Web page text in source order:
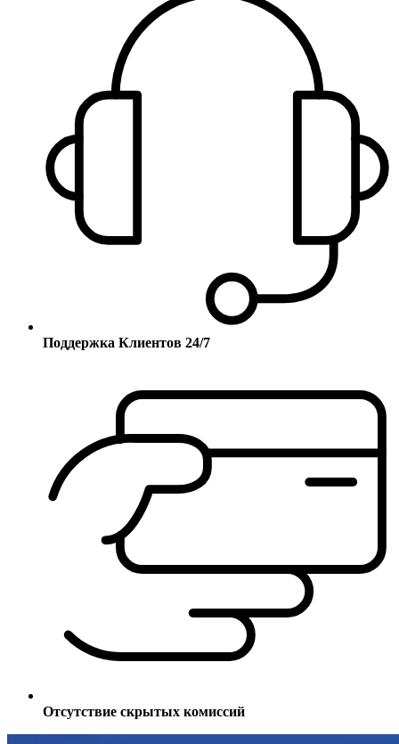
Поддержка Клиентов 24/7
Отсутствие скрытых комиссий